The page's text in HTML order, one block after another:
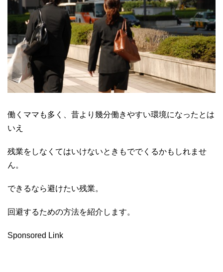
働くママも多く、昔より幾分働きやすい環境になったとは
いえ
残業をしなくてはいけないときもででくるかもしれませ
ん。
できるなら避けたい残業。
回避するための方法を紹介します。
Sponsored Link